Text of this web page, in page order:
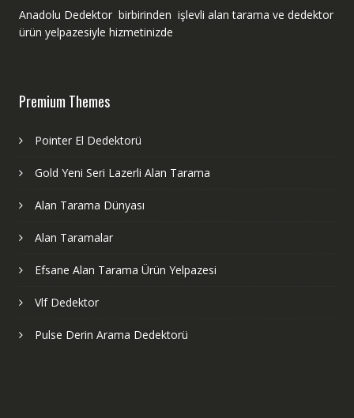
Anadolu Dedektor birbirinden işlevli alan tarama ve dedektor
ürün yelpazesiyle hizmetinizde
Premium Themes
Pointer El Dedektorü
Gold Yeni Seri Lazerli Alan Tarama
Alan Tarama Dünyası
Alan Taramalar
Efsane Alan Tarama Ürün Yelpazesi
Vlf Dedektor
Pulse Derin Arama Dedektorü